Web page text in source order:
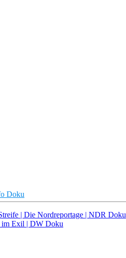
Doku
| Die Nordreportage | NDR Doku
im Exil | DW Doku